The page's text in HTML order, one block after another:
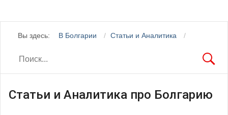
Вы здесь: В Болгарии Статьи и Аналитика
Статьи и Аналитика про Болгарию